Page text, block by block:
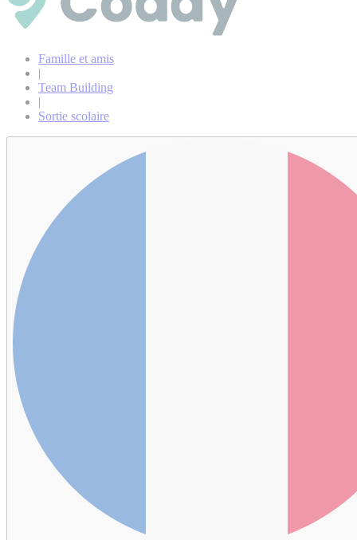
Famille et amis
|
Team Building
|
Sortie scolaire